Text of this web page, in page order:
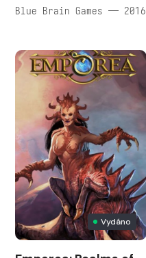
Blue Brain Games — 2016
Vydáno